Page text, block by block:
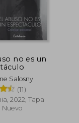
no es un
Salosny
(11)
2022, Tapa
Nuevo